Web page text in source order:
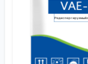
дозу основного
его тип или
тиокарбаматы,
они дают более